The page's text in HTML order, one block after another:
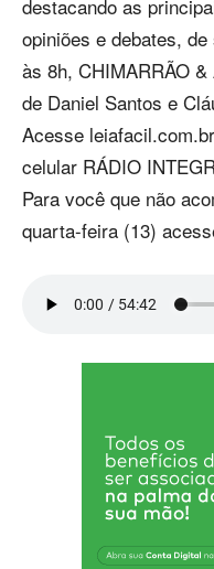
destacando as
opiniões e debates,
às 8h, CHIMARRÃO
de Daniel Santos e
Acesse
celular RÁDIO
Para você que não
quarta-feira (13)